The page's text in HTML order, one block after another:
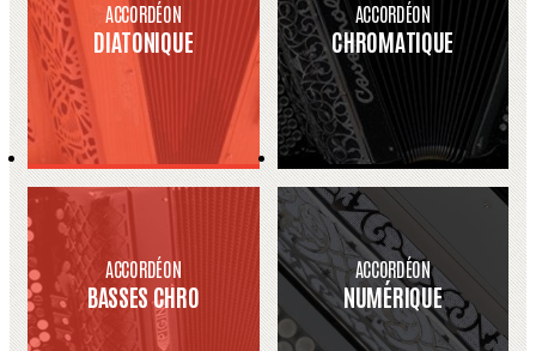
ACCORDÉON
DIATONIQUE
ACCORDÉON
CHROMATIQUE
ACCORDÉON
BASSES CHRO
ACCORDÉON
NUMÉRIQUE